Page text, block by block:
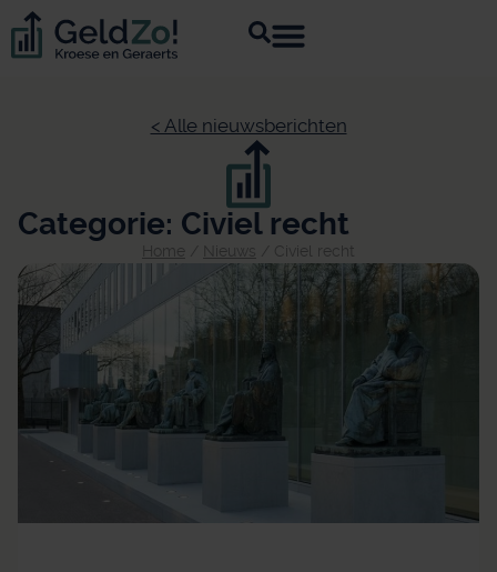
< Alle nieuwsberichten
Categorie: Civiel recht
Home Nieuws Civiel recht